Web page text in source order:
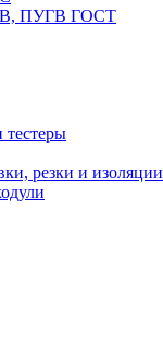
ПУГВ ГОСТ
резки и изоляции